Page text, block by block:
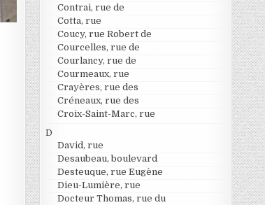
Contrai, rue de
Cotta, rue
Coucy, rue Robert de
Courcelles, rue de
Courlancy, rue de
Courmeaux, rue
Crayères, rue des
Créneaux, rue des
Croix-Saint-Marc, rue
D
David, rue
Desaubeau, boulevard
Desteuque, rue Eugène
Dieu-Lumière, rue
Docteur Thomas, rue du